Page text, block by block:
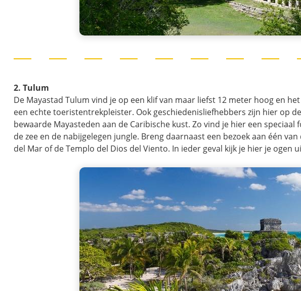
2. Tulum
De Mayastad Tulum vind je op een klif van maar liefst 12 meter hoog en
een echte toeristentrekpleister. Ook geschiedenisliefhebbers zijn hier op
bewaarde Mayasteden aan de Caribische kust. Zo vind je hier een
de zee en de nabijgelegen jungle. Breng daarnaast een bezoek aan één
del Mar of de Templo del Dios del Viento. In ieder geval kijk je hier je ogen